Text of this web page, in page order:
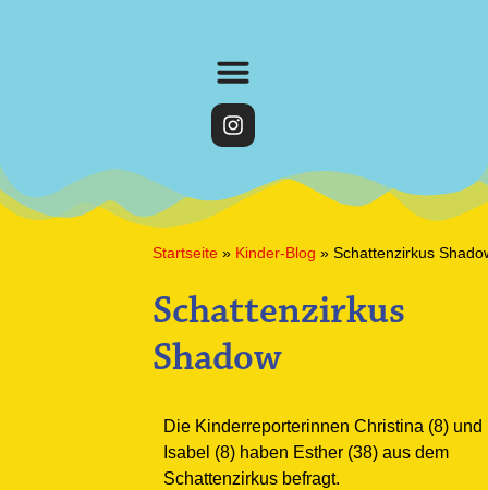
Startseite » Kinder-Blog » Schattenzirkus
Schattenzirkus
Shadow
Die Kinderreporterinnen Christina (8) und
Isabel (8) haben Esther (38) aus dem
Schattenzirkus befragt.